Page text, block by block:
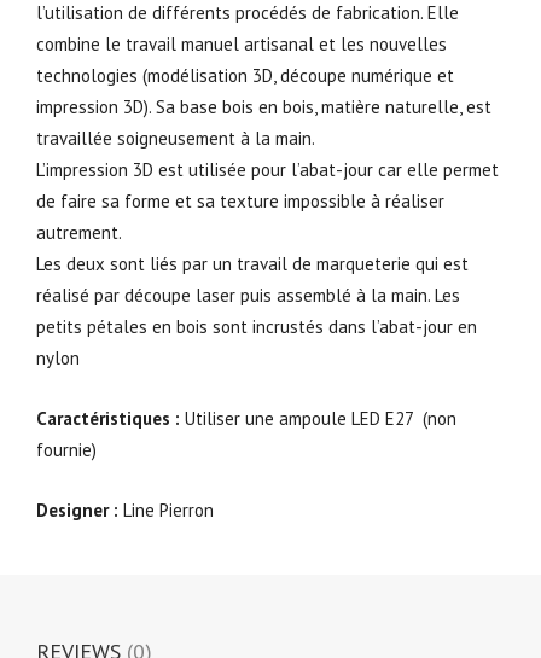
l’utilisation de différents procédés de fabrication. Elle
combine le travail manuel artisanal et les nouvelles
technologies (modélisation 3D, découpe numérique et
impression 3D). Sa base bois en bois, matière naturelle, est
travaillée soigneusement à la main.
L’impression 3D est utilisée pour l’abat-jour car elle permet
de faire sa forme et sa texture impossible à réaliser
autrement.
Les deux sont liés par un travail de marqueterie qui est
réalisé par découpe laser puis assemblé à la main. Les
petits pétales en bois sont incrustés dans l’abat-jour en
nylon
Caractéristiques : Utiliser une ampoule LED E27 (non
fournie)
Designer : Line Pierron
REVIEWS (0)